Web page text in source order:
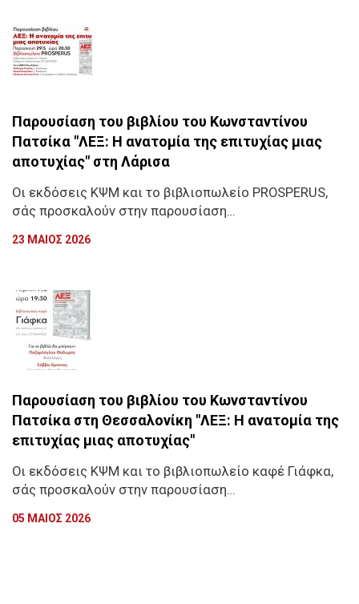
Παρουσίαση του βιβλίου του Κωνσταντίνου
Πατσίκα "ΛΕΞ: Η ανατομία της επιτυχίας μιας
αποτυχίας" στη Λάρισα
Οι εκδόσεις ΚΨΜ και το βιβλιοπωλείο PROSPERUS,
σάς προσκαλούν στην παρουσίαση…
23 ΜΑΙΟΣ 2026
Παρουσίαση του βιβλίου του Κωνσταντίνου
Πατσίκα στη Θεσσαλονίκη "ΛΕΞ: Η ανατομία της
επιτυχίας μιας αποτυχίας"
Οι εκδόσεις ΚΨΜ και το βιβλιοπωλείο καφέ Γιάφκα,
σάς προσκαλούν στην παρουσίαση…
05 ΜΑΙΟΣ 2026